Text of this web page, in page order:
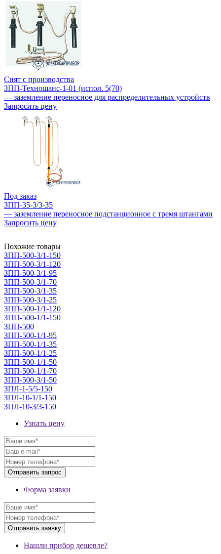
Снят с производства
ЗПП-Техношанс-1-01 (испол. 5(70)
— заземление переносное для распределительных устройств
Запросить цену
Под заказ
ЗПП-35-3/3-35
— заземление переносное подстанционное с тремя штангами
Запросить цену
Похожие товары
ЗПП-500-3/1-150
ЗПП-500-3/1-120
ЗПП-500-3/1-95
ЗПП-500-3/1-70
ЗПП-500-3/1-35
ЗПП-500-3/1-25
ЗПП-500-1/1-120
ЗПП-500-1/1-150
ЗПП-500
ЗПП-500-1/1-95
ЗПП-500-1/1-35
ЗПП-500-1/1-25
ЗПП-500-1/1-50
ЗПП-500-1/1-70
ЗПП-500-3/1-50
ЗПЛ-1-5/5-150
ЗПЛ-10-1/1-150
ЗПЛ-10-3/3-150
Узнать цену
Форма заявки
Нашли прибор дешевле?